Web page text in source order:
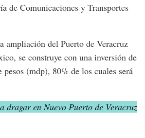
de Comunicaciones y Transportes
ampliación del Puerto de Veracruz
se construye con una inversión de
(mdp), 80% de los cuales será
dragar en Nuevo Puerto de Veracruz